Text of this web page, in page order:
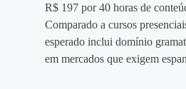
R$ 197 por 40 horas de
Comparado a cursos
esperado inclui domínio
em mercados que exigem